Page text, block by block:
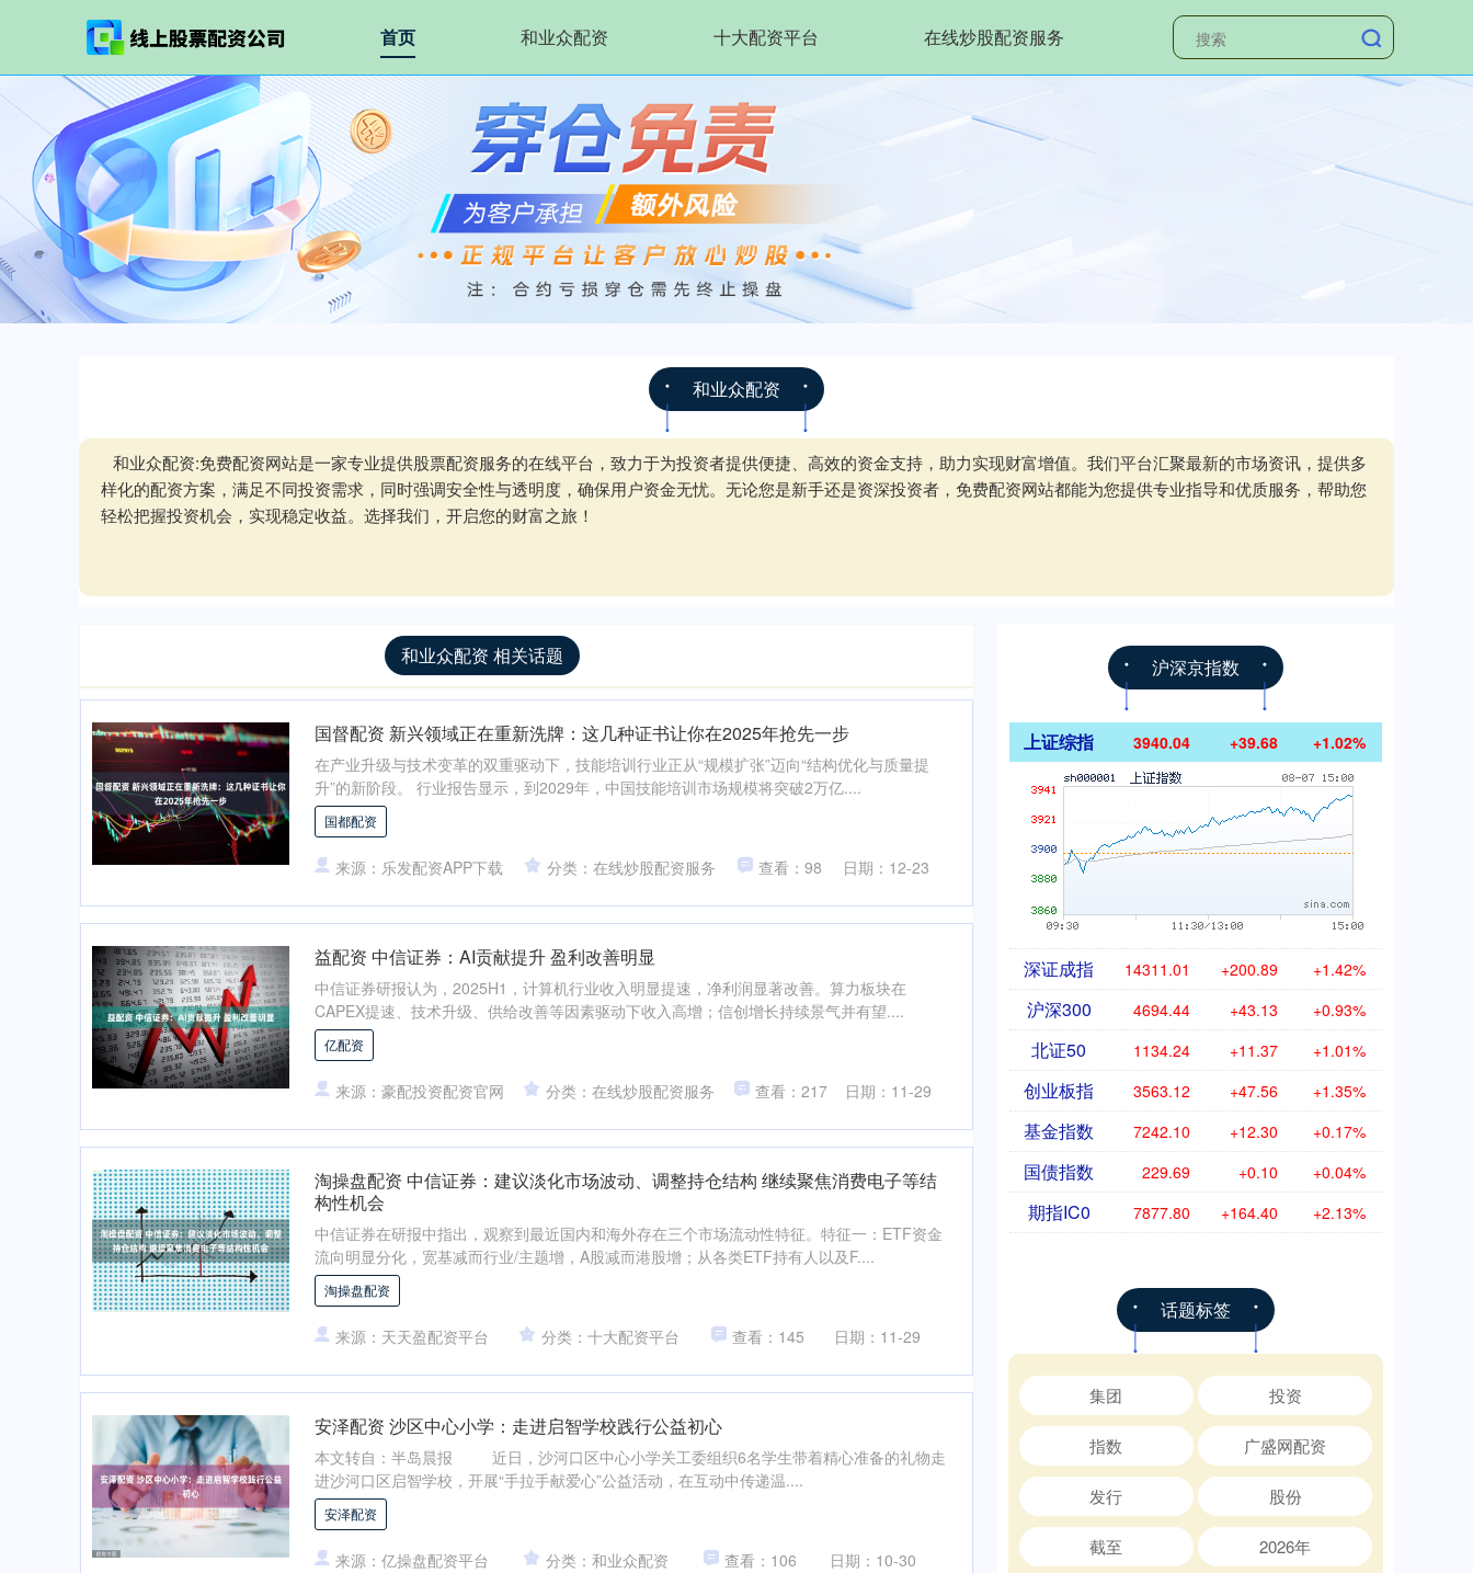
首页 和业众配资 十大配资平台 在线炒股配资服务
和业众配资
和业众配资:免费配资网站是一家专业提供股票配资服务的在线平台，致力于为投资者提供便捷、高效的资金支持，助力实现财富增值。我们平台汇聚最新的市场资讯，提供多
样化的配资方案，满足不同投资需求，同时强调安全性与透明度，确保用户资金无忧。无论您是新手还是资深投资者，免费配资网站都能为您提供专业指导和优质服务，帮助您
轻松把握投资机会，实现稳定收益。选择我们，开启您的财富之旅！
和业众配资 相关话题
国督配资 新兴领域正在重新洗牌：这几种证书让你在2025年抢先一步
在产业升级与技术变革的双重驱动下，技能培训行业正从“规模扩张”迈向“结构优化与质量提
升”的新阶段。 行业报告显示，到2029年，中国技能培训市场规模将突破2万亿....
国都配资
来源：乐发配资APP下载 分类：在线炒股配资服务 查看：98 日期：12-23
益配资 中信证券：AI贡献提升 盈利改善明显
中信证券研报认为，2025H1，计算机行业收入明显提速，净利润显著改善。算力板块在
CAPEX提速、技术升级、供给改善等因素驱动下收入高增；信创增长持续景气并有望....
亿配资
来源：豪配投资配资官网 分类：在线炒股配资服务 查看：217 日期：11-29
淘操盘配资 中信证券：建议淡化市场波动、调整持仓结构 继续聚焦消费电子等结
构性机会
中信证券在研报中指出，观察到最近国内和海外存在三个市场流动性特征。特征一：ETF资金
流向明显分化，宽基减而行业/主题增，A股减而港股增；从各类ETF持有人以及F....
淘操盘配资
来源：天天盈配资平台 分类：十大配资平台 查看：145 日期：11-29
安泽配资 沙区中心小学：走进启智学校践行公益初心
本文转自：半岛晨报 近日，沙河口区中心小学关工委组织6名学生带着精心准备的礼物走
进沙河口区启智学校，开展“手拉手献爱心”公益活动，在互动中传递温....
安泽配资
来源：亿操盘配资平台 分类：和业众配资 查看：106 日期：10-30
沪深京指数
上证综指 3940.04 +39.68 +1.02%
深证成指 14311.01 +200.89 +1.42%
沪深300 4694.44 +43.13 +0.93%
北证50 1134.24 +11.37 +1.01%
创业板指 3563.12 +47.56 +1.35%
基金指数 7242.10 +12.30 +0.17%
国债指数 229.69 +0.10 +0.04%
期指IC0 7877.80 +164.40 +2.13%
话题标签
集团 投资
指数 广盛网配资
发行 股份
截至 2026年